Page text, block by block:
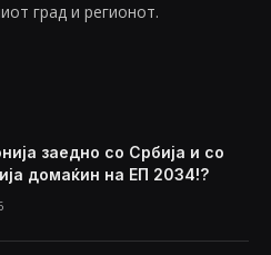
град и регионот.
заедно со Србија и со
домаќин на ЕП 2034!?